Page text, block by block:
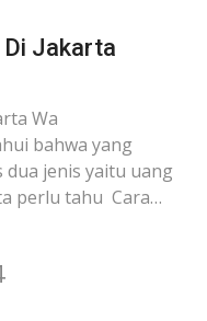
Di Jakarta
Wa
bahwa yang
jenis yaitu uang
perlu tahu Cara…